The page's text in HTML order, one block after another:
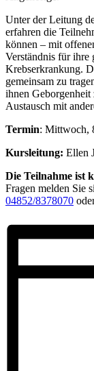
Unter der Leitung
erfahren die
können – mit
Verständnis für ihre
Krebserkrankung.
gemeinsam zu
ihnen
Austausch mit
Termin: Mittwoch,
Kursleitung: Ellen
Die Teilnahme ist
Fragen melden Sie
04852/8378070